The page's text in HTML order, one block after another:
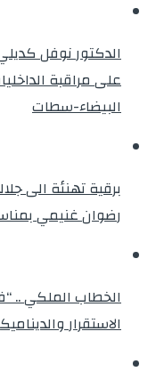
على مراقبة
البيضاء-سطات
برقية تهنئة الى
رضوان غنيمي
الخطاب الملكي ..
الاستقرار